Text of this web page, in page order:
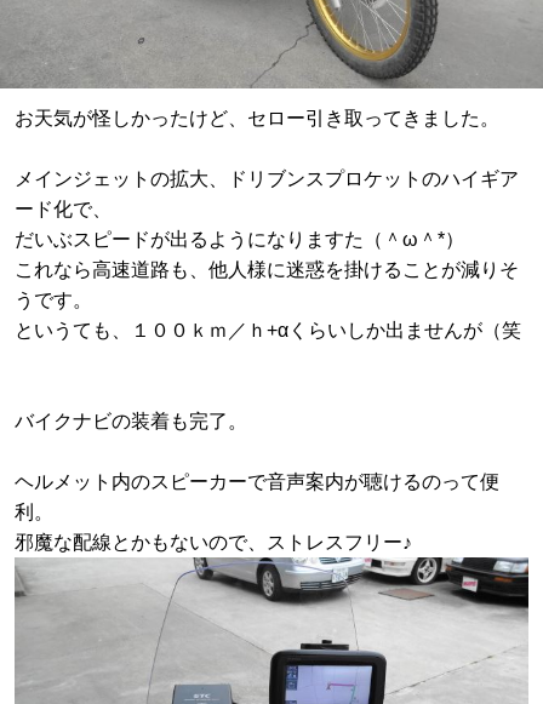
お天気が怪しかったけど、セロー引き取ってきました。
メインジェットの拡大、ドリブンスプロケットのハイギア
ード化で、
だいぶスピードが出るようになりますた（＾ω＾*）
これなら高速道路も、他人様に迷惑を掛けることが減りそ
うです。
というても、１００ｋｍ／ｈ+αくらいしか出ませんが（笑
バイクナビの装着も完了。
ヘルメット内のスピーカーで音声案内が聴けるのって便
利。
邪魔な配線とかもないので、ストレスフリー♪